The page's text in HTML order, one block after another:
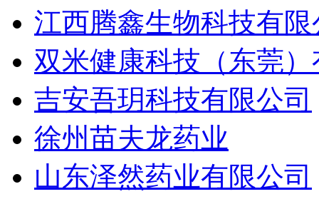
江西腾鑫生物科技有限
双米健康科技（东莞
吉安吾玥科技有限公司
徐州苗夫龙药业
山东泽然药业有限公司